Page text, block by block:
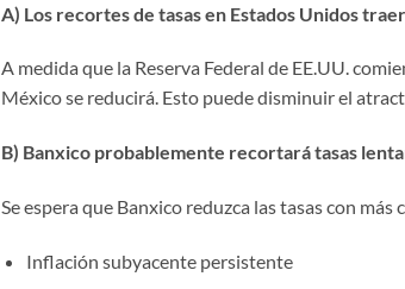
A) Los recortes de tasas en Estados Unidos
A medida que la Reserva Federal de EE.UU.
México se reducirá. Esto puede disminuir el
B) Banxico probablemente recortará tasas
Se espera que Banxico reduzca las tasas con más
Inflación subyacente persistente